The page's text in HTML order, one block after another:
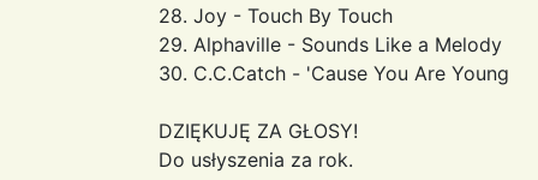
28. Joy - Touch By Touch
29. Alphaville - Sounds Like a Melody
30. C.C.Catch - 'Cause You Are Young
DZIĘKUJĘ ZA GŁOSY!
Do usłyszenia za rok.